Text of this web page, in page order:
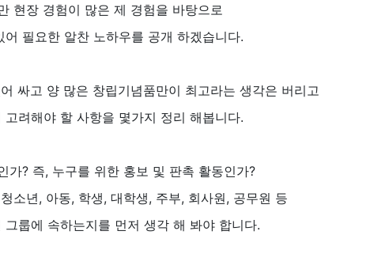
현장 경험이 많은 제 경험을 바탕으로
필요한 알찬 노하우를 공개 하겠습니다.
싸고 양 많은 창립기념품만이 최고라는 생각은 버리고
려해야 할 사항을 몇가지 정리 해봅니다.
가? 즉, 누구를 위한 홍보 및 판촉 활동인가?
소년, 아동, 학생, 대학생, 주부, 회사원, 공무원 등
룹에 속하는지를 먼저 생각 해 봐야 합니다.